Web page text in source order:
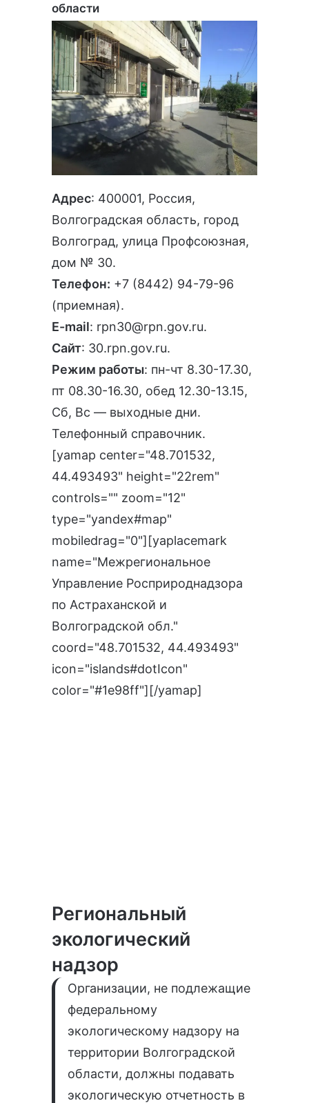
области
Адрес: 400001, Россия,
Волгоградская область, город
Волгоград, улица Профсоюзная,
дом № 30.
Телефон: +7 (8442) 94-79-96
(приемная).
E-mail: rpn30@rpn.gov.ru.
Сайт: 30.rpn.gov.ru.
Режим работы: пн-чт 8.30-17.30,
пт 08.30-16.30, обед 12.30-13.15,
Сб, Вс — выходные дни.
Телефонный справочник.
[yamap center="48.701532,
44.493493" height="22rem"
controls="" zoom="12"
type="yandex#map"
mobiledrag="0"][yaplacemark
name="Межрегиональное
Управление Росприроднадзора
по Астраханской и
Волгоградской обл."
coord="48.701532, 44.493493"
icon="islands#dotIcon"
color="#1e98ff"][/yamap]
Региональный
экологический
надзор
Организации, не подлежащие
федеральному
экологическому надзору на
территории Волгоградской
области, должны подавать
экологическую отчетность в